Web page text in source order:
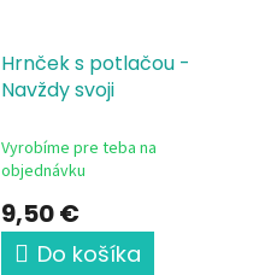
Hrnček s potlačou -
Navždy svoji
Vyrobíme pre teba na
objednávku
9,50 €
Do košíka